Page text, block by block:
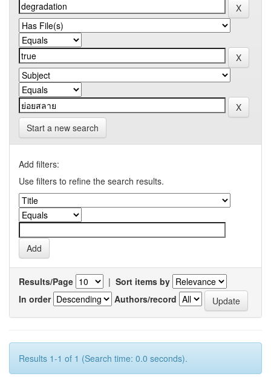
Start a new search
Add filters:
Use filters to refine the search results.
Results/Page | Sort items by
In order
Authors/record
Results 1-1 of 1 (Search time: 0.0 seconds).